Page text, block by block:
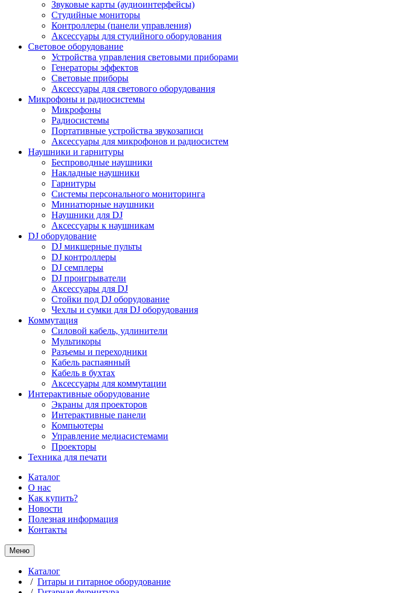
Звуковые карты (аудиоинтерфейсы)
Студийные мониторы
Контроллеры (панели управления)
Аксессуары для студийного оборудования
Световое оборудование
Устройства управления световыми приборами
Генераторы эффектов
Световые приборы
Аксессуары для светового оборудования
Микрофоны и радиосистемы
Микрофоны
Радиосистемы
Портативные устройства звукозаписи
Аксессуары для микрофонов и радиосистем
Наушники и гарнитуры
Беспроводные наушники
Накладные наушники
Гарнитуры
Системы персонального мониторинга
Миниатюрные наушники
Наушники для DJ
Аксессуары к наушникам
DJ оборудование
DJ микшерные пульты
DJ контроллеры
DJ семплеры
DJ проигрыватели
Аксессуары для DJ
Стойки под DJ оборудование
Чехлы и сумки для DJ оборудования
Коммутация
Силовой кабель, удлинители
Мультикоры
Разъемы и переходники
Кабель распаянный
Кабель в бухтах
Аксессуары для коммутации
Интерактивные оборудование
Экраны для проекторов
Интерактивные панели
Компьютеры
Управление медиасистемами
Проекторы
Техника для печати
Каталог
О нас
Как купить?
Новости
Полезная информация
Контакты
Меню
Каталог
/ Гитары и гитарное оборудование